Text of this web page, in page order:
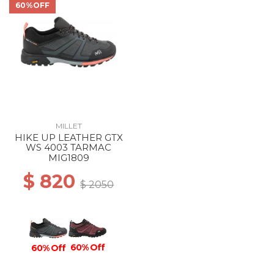
60%OFF
MILLET
HIKE UP LEATHER GTX
WS 4003 TARMAC
MIG1809
$ 820 $ 2050
60% Off 60% Off